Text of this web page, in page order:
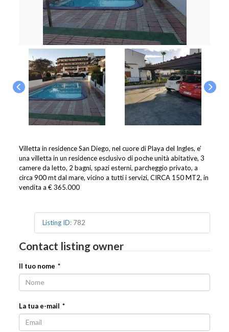
Villetta in residence San Diego, nel cuore di Playa del Ingles, e’
una villetta in un residence esclusivo di poche unità abitative, 3
camere da letto, 2 bagni, spazi esterni, parcheggio privato, a
circa 900 mt dal mare, vicino a tutti i servizi, CIRCA 150 MT2, in
vendita a € 365.000
Listing ID: 782
Contact listing owner
Il tuo nome *
La tua e-mail *